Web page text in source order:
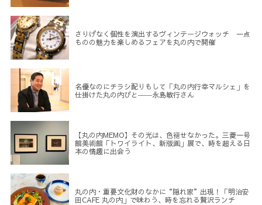
さりげなく個性を演出するヴィンテージウォッチ 一点
ものの魅力を楽しめるフェアを丸の内で開催
名優なのにチラシ配りもして「丸の内行幸マルシェ」を
仕掛けた丸の内びと――永島敏行さん
【丸の内MEMO】その光は、色褪せなかった。三菱一号
館美術館「トワイライト、新版画」展で、時を超える日
本の情趣に出会う
丸の内・重要文化財のなかに“隠れ家”出現！「明治安
田CAFE 丸の内」で味わう、時を忘れる贅沢ランチ